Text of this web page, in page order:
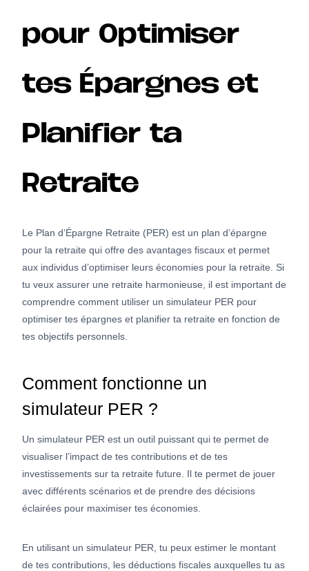
pour Optimiser
tes Épargnes et
Planifier ta
Retraite
Le Plan d’Épargne Retraite (PER) est un plan d’épargne
pour la retraite qui offre des avantages fiscaux et permet
aux individus d’optimiser leurs économies pour la retraite. Si
tu veux assurer une retraite harmonieuse, il est important de
comprendre comment utiliser un simulateur PER pour
optimiser tes épargnes et planifier ta retraite en fonction de
tes objectifs personnels.
Comment fonctionne un
simulateur PER ?
Un simulateur PER est un outil puissant qui te permet de
visualiser l’impact de tes contributions et de tes
investissements sur ta retraite future. Il te permet de jouer
avec différents scénarios et de prendre des décisions
éclairées pour maximiser tes économies.
En utilisant un simulateur PER, tu peux estimer le montant
de tes contributions, les déductions fiscales auxquelles tu as